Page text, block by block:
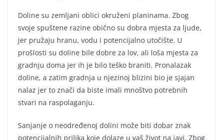
Doline su zemljani oblici okruženi planinama. Zbog
svoje spuštene razine obično su dobra mjesta za ljude,
jer pružaju hranu, vodu i potencijalno utočište. U
prošlosti su doline bile dobre za lov, ali loša mjesta za
gradnju doma jer ih je bilo teško braniti. Pronalazak
doline, a zatim gradnja u njezinoj blizini bio je sjajan
nalaz jer to znači da biste imali mnoštvo potrebnih
stvari na raspolaganju.
Sanjanje o neodređenoj dolini može biti dobar znak
potencijalnih prilika koje dolaze u vaš život na javi. Zbog